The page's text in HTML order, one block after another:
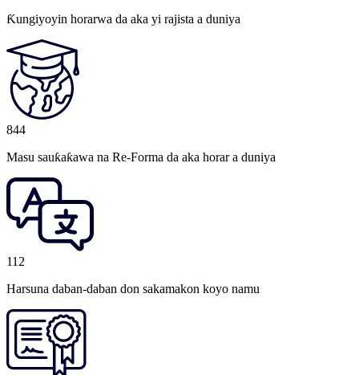
Ƙungiyoyin horarwa da aka yi rajista a duniya
844
Masu sauƙaƙawa na Re-Forma da aka horar a duniya
112
Harsuna daban-daban don sakamakon koyo namu